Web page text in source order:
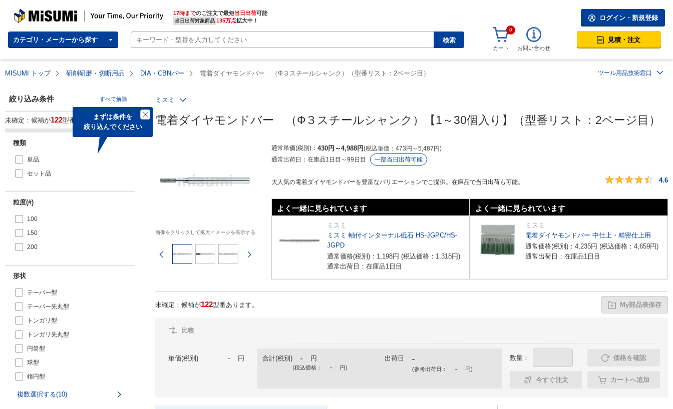
MISUMI | Your Time, Our Priority 17時までのご注文で最短当日出荷
当日出荷対象商品 135万点拡大中！
カテゴリ・メーカーから探す 検索
ログイン・新規登録
0
カート お問い合わせ
見積・注文
MISUMI トップ 研削研磨・切断用品 DIA・CBNバー 電着ダイヤモンドバー （Ф３スチールシャンク）（型番リスト：2ページ目） ツール用品技術窓口
絞り込み条件 すべて解除
まずは条件を
絞り込んでください
未確定：候補が122型番あります。
種類
単品
セット品
粒度(#)
100
150
200
形状
テーパー型
テーパー先丸型
トンガリ型
トンガリ先丸型
円筒型
球型
楕円型
砲弾型
複数選択する(10)
ミスミ
電着ダイヤモンドバー　（Ф３スチールシャンク）【1～30個入り】（型番リスト：2ページ目）
画像をクリックして拡大イメージを表示する
前のページ
通常単価(税別) 430円 ～4,988円 税込単価 473円 ～5,487円
通常出荷日： 在庫品1日目 ～99日目 一部当日出荷可能
大人気の電着ダイヤモンドバーを豊富なバリエーションでご提供。在庫品で当日出荷も可能。 4.6
よく一緒に見られています
ミスミ
ミスミ 軸付インターナル砥石 HS-JGPC/HS-
JGPD
通常価格(税別)： 1,198円 (税込価格： 1,318円)
通常出荷日：在庫品1日目
よく一緒に見られています
ミスミ
電着ダイヤモンドバー 中仕上・精密仕上用
通常価格(税別)： 4,235円 (税込価格： 4,659円)
通常出荷日：在庫品1日目
未確定：候補が122型番あります。 My部品表保存
比較
単価(税別) - 円 合計(税別) - 円
(税込価格： - 円)
出荷日 -
(参考出荷日： - 円)
数量： 価格を確認
今すぐ注文 カートへ追加